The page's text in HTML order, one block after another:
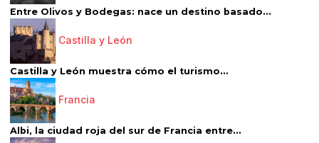
Entre Olivos y Bodegas: nace un destino basado...
Castilla y León
Castilla y León muestra cómo el turismo...
Francia
Albi, la ciudad roja del sur de Francia entre...